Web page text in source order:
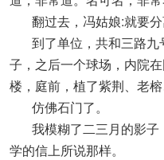
翻过去，冯姑娘:就要分
到了单位，共和三路九
子，之后一个球场，内院
楼，庭前，植了紫荆、老榕
仿佛石门了。
我模糊了二三月的影子
学的信上所说那样。